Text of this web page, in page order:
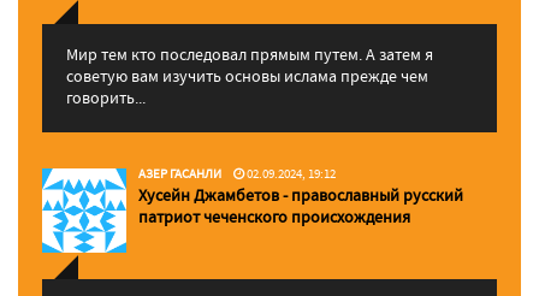
Мир тем кто последовал прямым путем. А затем я
советую вам изучить основы ислама прежде чем
говорить...
АЗЕР ГАСАНЛИ 02.09.2024, 19:12
Хусейн Джамбетов - православный русский
патриот чеченского происхождения